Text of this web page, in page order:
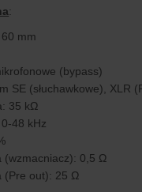
:
mm
(bypass)
SE (słuchawkowe), XLR
35 kΩ
48 kHz
(wzmacniacz): 0,5 Ω
(Pre out): 25 Ω